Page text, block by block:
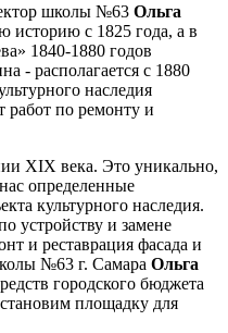
школы №63 Ольга
историю с 1825 года, а в
1840-1880 годов
- располагается с 1880
наследия
работ по ремонту и
XIX века. Это уникально,
определенные
культурного наследия.
устройству и замене
и реставрация фасада и
№63 г. Самара Ольга
городского бюджета
площадку для